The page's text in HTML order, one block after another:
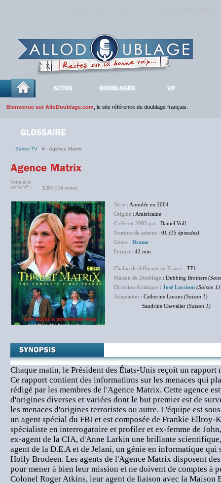
ACTUS DOUBLAGES V.F
Bienvenue sur AlloDoublage.com , le site référence du doublage français.
Series TV > Agence Matrix
Votre avis
sur la VF :
1.8/5 (134 notes)
Série : Annulée en 2004
Origine : Américaine
Créée en 2003 par : Daniel Voll
Nombre de saisons : 01 (15 épisodes)
Genre : Drame
Format : 42 min
Chaîne de diffusion en France : TF1
Maison de Doublage : Dubbing Brothers
Direction Artistique : José Luccioni (Saison 1)
Adaptation : Catherine Lorans (Saison 1)
Sandrine Chevalier (Saison 1)
Chaque matin, le Président des États-Unis reçoit un
Ce rapport contient des informations sur les menaces qui
rédigé par les membres de l'Agence Matrix. Cette agence
d'origines diverses et variées dont le but premier est de
les menaces d'origines terroristes ou autre. L'équipe est
un agent spécial du FBI et est composée de Frankie Ellroy-
spécialiste en interrogatoire et profiler et ex-femme de
ex-agent de la CIA, d'Anne Larkin une brillante
agent de la D.E.A et de Jelani, un génie en informatique qui
Holly Brodeen. Les agents de l'Agence Matrix disposent
pour mener à bien leur mission et ne doivent de comptes à
Colonel Roger Atkins, leur agent de liaison avec la Maison